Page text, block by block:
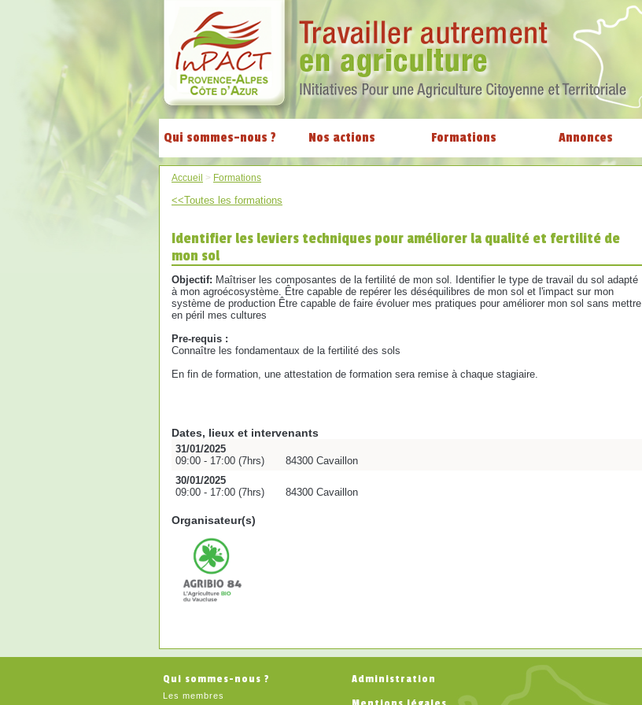
Qui sommes-nous ? Nos actions Formations Annonces
Accueil > Formations
<<Toutes les formations
Identifier les leviers techniques pour améliorer la qualité et fertilité de
mon sol
Objectif: Maîtriser les composantes de la fertilité de mon sol. Identifier le type de travail du sol adapté
à mon agroécosystème. Être capable de repérer les déséquilibres de mon sol et l'impact sur mon
système de production Être capable de faire évoluer mes pratiques pour améliorer mon sol sans mettre
en péril mes cultures
Pre-requis :
Connaître les fondamentaux de la fertilité des sols
En fin de formation, une attestation de formation sera remise à chaque stagiaire.
Dates, lieux et intervenants
31/01/2025
09:00 - 17:00 (7hrs)
84300 Cavaillon
30/01/2025
09:00 - 17:00 (7hrs)
84300 Cavaillon
Organisateur(s)
Qui sommes-nous ?
Les membres
Administration